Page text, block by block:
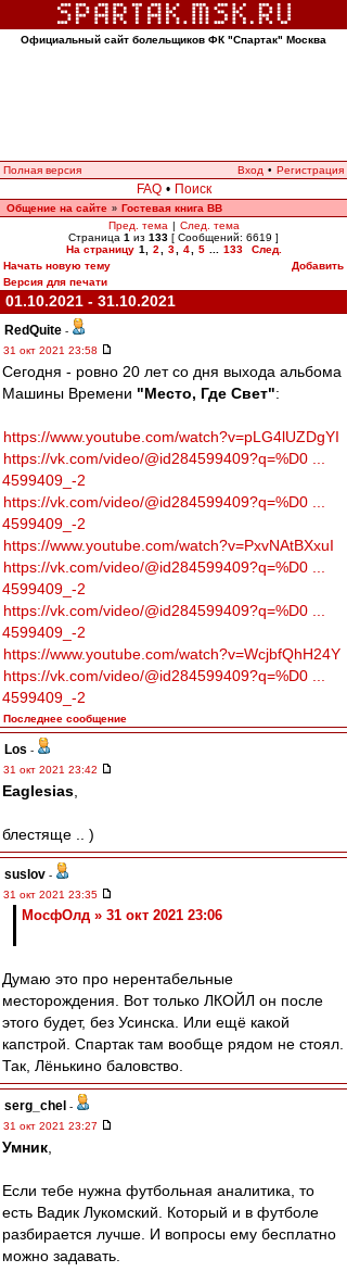
Официальный сайт болельщиков ФК "Спартак" Москва
Полная версия Вход • Регистрация
FAQ • Поиск
Общение на сайте » Гостевая книга ВВ
Пред. тема | След. тема
Страница 1 из 133 [ Сообщений: 6619 ]
На страницу 1 2 3 4 5 133
След.
Начать новую тему
Добавить
Версия для печати
01.10.2021 - 31.10.2021
RedQuite -
31 окт 2021 23:58
Сегодня - ровно 20 лет со дня выхода альбома
Машины Времени "Место, Где Свет":
https://www.youtube.com/watch?v=pLG4lUZDgYI
https://vk.com/video/@id284599409?q=%D0 ...
4599409_-2
https://vk.com/video/@id284599409?q=%D0 ...
4599409_-2
https://www.youtube.com/watch?v=PxvNAtBXxuI
https://vk.com/video/@id284599409?q=%D0 ...
4599409_-2
https://vk.com/video/@id284599409?q=%D0 ...
4599409_-2
https://www.youtube.com/watch?v=WcjbfQhH24Y
https://vk.com/video/@id284599409?q=%D0 ...
4599409_-2
Последнее сообщение
Los -
31 окт 2021 23:42
Eaglesias
блестяще .. )
suslov -
31 окт 2021 23:35
МосфОлд » 31 окт 2021 23:06
Думаю это про нерентабельные
месторождения. Вот только ЛКОЙЛ он после
этого будет, без Усинска. Или ещё какой
капстрой. Спартак там вообще рядом не стоял.
Так, Лёнькино баловство.
serg_chel -
31 окт 2021 23:27
Умник
Если тебе нужна футбольная аналитика, то
есть Вадик Лукомский. Который и в футболе
разбирается лучше. И вопросы ему бесплатно
можно задавать.